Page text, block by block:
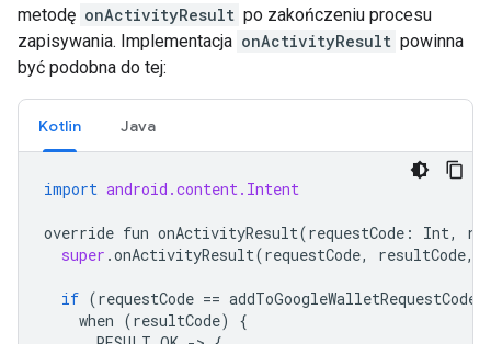
metodę onActivityResult po zakończeniu procesu
zapisywania. Implementacja onActivityResult powinna
być podobna do tej:
Kotlin Java
import android.content.Intent
override fun onActivityResult(requestCode : Int,
super .onActivityResult(requestCode, resultCode,
if (requestCode == addToGoogleWalletRequestCode
when (resultCode)
{